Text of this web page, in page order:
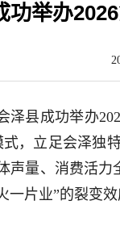
功举办
泽县成功举办
，立足会泽独
声量、消费活
一片业”的裂变